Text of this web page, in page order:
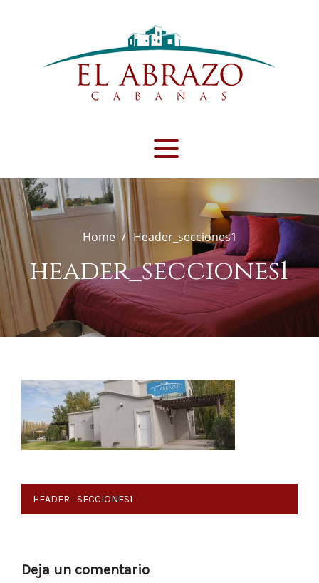
Home Header_secciones1
header_secciones1
Navegación
entradas
HEADER_SECCIONES1
Deja un comentario